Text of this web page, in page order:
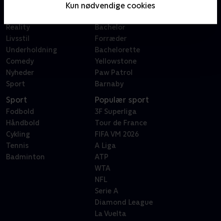
Kun nødvendige cookies
Reality
Livsstil
Underholdning
Comedy
Nyheder
Sport
Sygeplejeskolen
Bachelor
Forræder
Bachelorette
Yellowstone
Paw Patrol
Barnaby
Sport
Fodbold
Håndbold
Cykling
Tennis
Badminton
Populær sport
3F Superliga
Tour de France
FIFA VM 2026
A Liga
ATP
WTA
NFL
Serie A
Diamond League
La Vuelta